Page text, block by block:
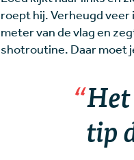
roept hij. Verheugd veer
meter van de vlag en
shotroutine. Daar moet
tip